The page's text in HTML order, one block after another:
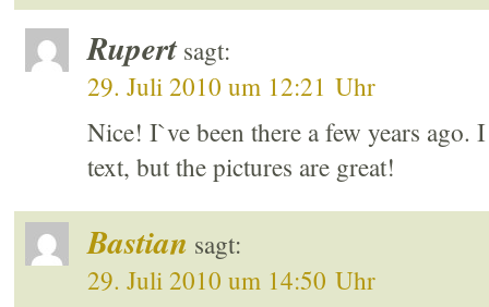
Rupert sagt:
29. Juli 2010 um 12:21 Uhr
Nice! I`ve been there a few years ago.
text, but the pictures are great!
Bastian sagt:
29. Juli 2010 um 14:50 Uhr